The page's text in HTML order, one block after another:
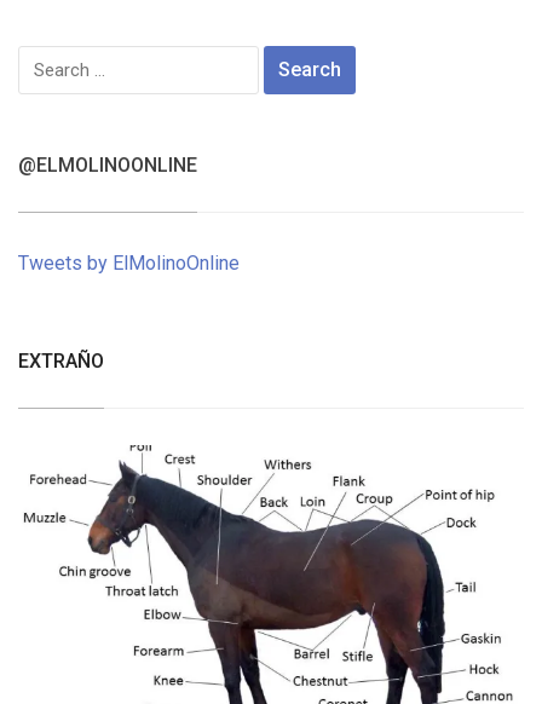
Search
for:
@ELMOLINOONLINE
Tweets by ElMolinoOnline
EXTRAÑO